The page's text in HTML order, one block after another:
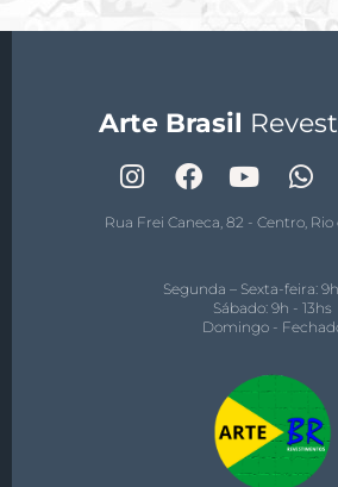
Arte Brasil
Rua Frei Caneca, 82 - Centro,
Segunda – Sexta-feira:
Sábado: 9h - 13hs
Domingo -